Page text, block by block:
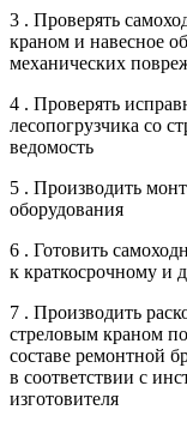
3 . Проверять
краном и навесное
механических
4 . Проверять
лесопогрузчика со
ведомость
5 . Производить
оборудования
6 . Готовить
к краткосрочному и
7 . Производить
стреловым краном
составе ремонтной
в соответствии с
изготовителя